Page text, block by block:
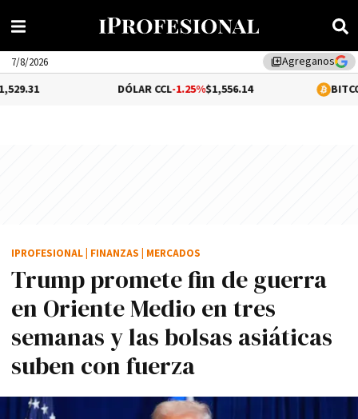
library_addAgreganos
7/8/2026
-1.25%$1,556.14 0.99%
Trump promete fin de guerra
en Oriente Medio en tres
semanas y las bolsas asiáticas
suben con fuerza
IPROFESIONAL FINANZAS MERCADOS